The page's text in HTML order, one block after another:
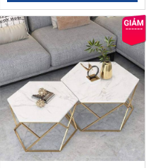
5
sao